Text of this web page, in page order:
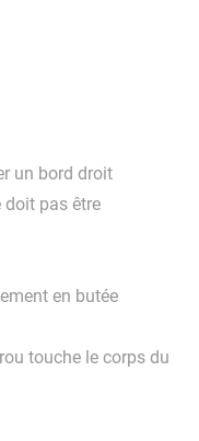
un bord droit
doit pas être
en butée
touche le corps du